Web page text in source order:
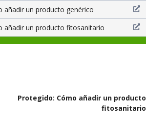
añadir un producto genérico
añadir un producto fitosanitario
Protegido: Cómo añadir un producto
fitosanitario